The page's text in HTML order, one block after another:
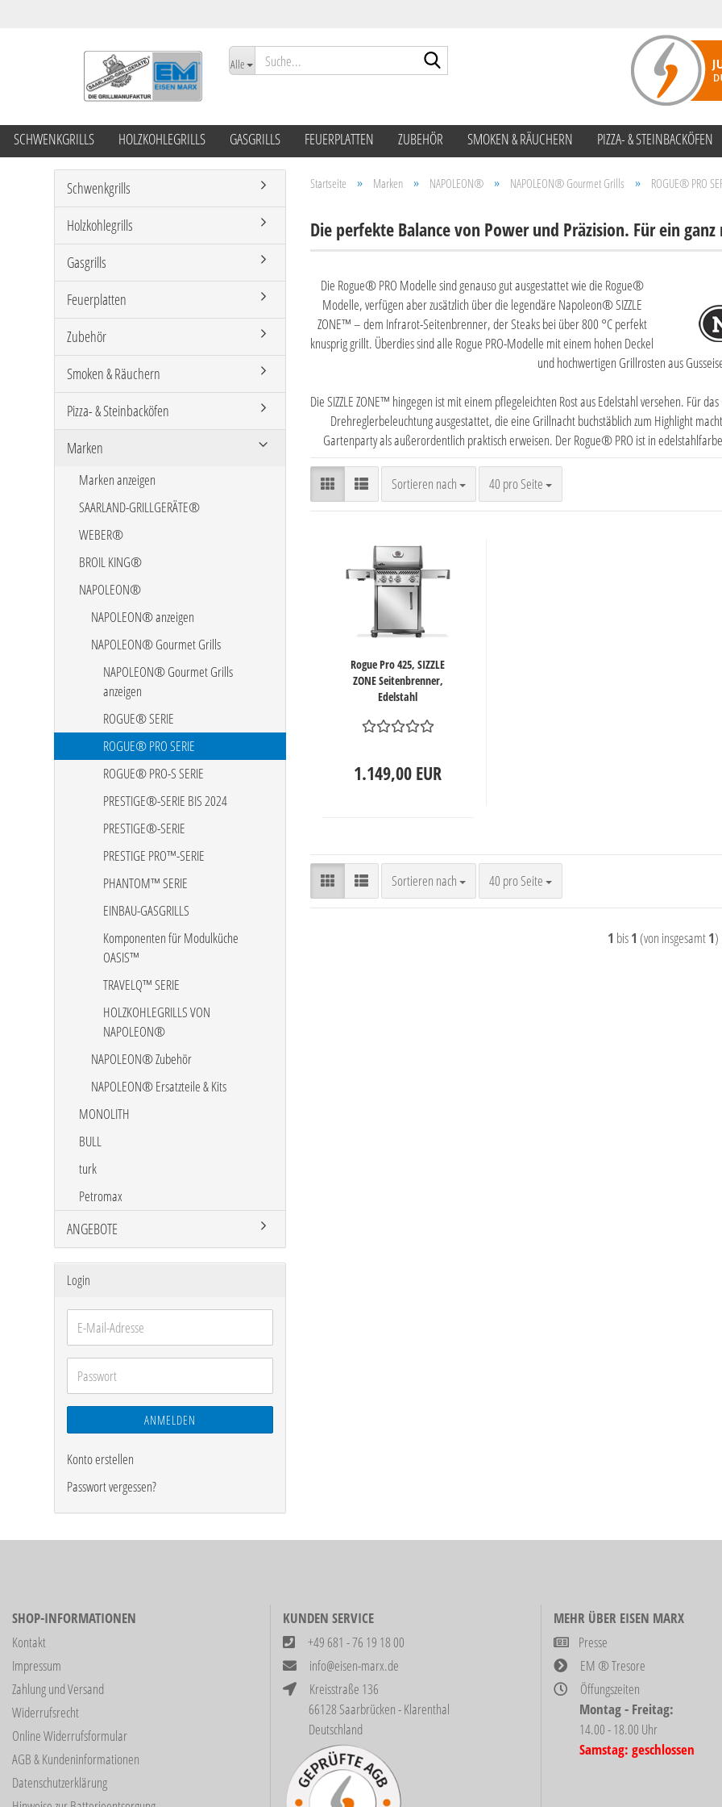
Alle
SCHWENKGRILLS HOLZKOHLEGRILLS GASGRILLS FEUERPLATTEN ZUBEHÖR SMOKEN & RÄUCHERN PIZZA- & STEINBACKÖFEN
Startseite » Marken » NAPOLEON® » NAPOLEON® Gourmet Grills » ROGUE® PRO
Die perfekte Balance von Power und Präzision. Für ein
Die Rogue® PRO Modelle sind genauso gut ausgestattet wie die Rogue®
Modelle, verfügen aber zusätzlich über die legendäre Napoleon® SIZZLE
ZONE™ – dem Infrarot-Seitenbrenner, der Steaks bei über 800 °C perfekt
knusprig grillt. Überdies sind alle Rogue PRO-Modelle mit einem hohen Deckel
und hochwertigen Grillrosten aus
Die SIZZLE ZONE™ hingegen ist mit einem pflegeleichten Rost aus Edelstahl versehen. Für
Drehreglerbeleuchtung ausgestattet, die eine Grillnacht buchstäblich zum Highlight
Gartenparty als außerordentlich praktisch erweisen. Der Rogue® PRO ist in
Sortieren nach
Sortieren nach 40 pro Seite
pro Seite
Rogue Pro 425, SIZZLE
ZONE Seitenbrenner,
Edelstahl
1.149,00 EUR
Sortieren nach
Sortieren nach 40 pro Seite
pro Seite
1 bis1 (von insgesamt1)
Schwenkgrills
Holzkohlegrills
Gasgrills
Feuerplatten
Zubehör
Smoken & Räuchern
Pizza- & Steinbacköfen
Marken
Marken anzeigen
SAARLAND-GRILLGERÄTE®
WEBER®
BROIL KING®
NAPOLEON®
NAPOLEON® anzeigen
NAPOLEON® Gourmet Grills
NAPOLEON® Gourmet Grills
anzeigen
ROGUE® SERIE
ROGUE® PRO SERIE
ROGUE® PRO-S SERIE
PRESTIGE®-SERIE BIS 2024
PRESTIGE®-SERIE
PRESTIGE PRO™-SERIE
PHANTOM™ SERIE
EINBAU-GASGRILLS
Komponenten für Modulküche
OASIS™
TRAVELQ™ SERIE
HOLZKOHLEGRILLS VON
NAPOLEON®
NAPOLEON® Zubehör
NAPOLEON® Ersatzteile & Kits
MONOLITH
BULL
turk
Petromax
ANGEBOTE
Login
E-
Mail-
Adresse
Passwort
ANMELDEN
Konto erstellen
Passwort vergessen?
SHOP-INFORMATIONEN
Kontakt
Impressum
Zahlung und Versand
Widerrufsrecht
Online Widerrufsformular
AGB & Kundeninformationen
Datenschutzerklärung
KUNDEN SERVICE
+49 681 - 76 19 18 00
info@eisen-marx.de
Kreisstraße 136
66128 Saarbrücken - Klarenthal
Deutschland
MEHR ÜBER EISEN MARX
Presse
EM ® Tresore
Öffungszeiten
Montag - Freitag:
14.00 - 18.00 Uhr
Samstag: geschlossen